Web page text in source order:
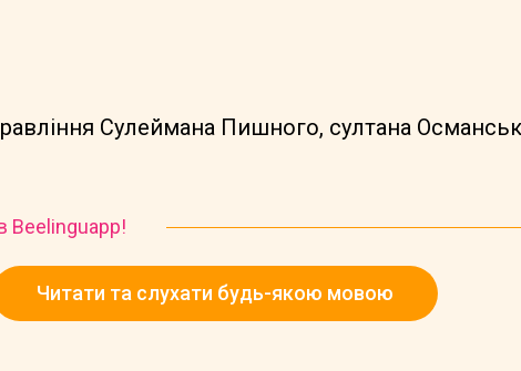
Сулеймана Пишного, султана
Beelinguapp!
Читати та слухати будь-якою мовою